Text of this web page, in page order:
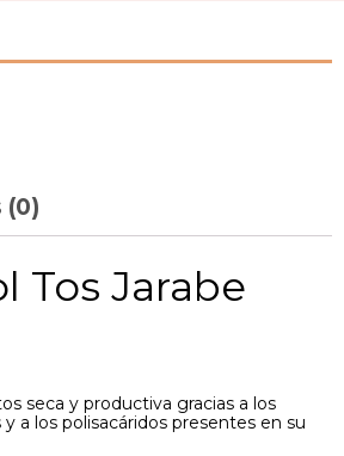
(0)
Tos Jarabe
seca y productiva gracias a los
a los polisacáridos presentes en su